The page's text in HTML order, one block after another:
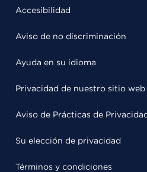
Accesibilidad
Aviso de no discriminación
Ayuda en su idioma
Privacidad de nuestro sitio web
Aviso de Prácticas de
Su elección de privacidad
Términos y condiciones